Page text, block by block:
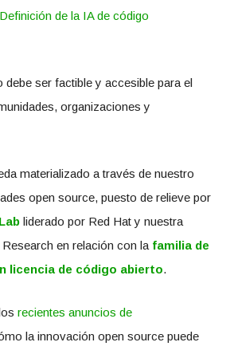
Definición de la IA de código
debe ser factible y accesible para el
organizaciones y
materializado a través de nuestro
open source, puesto de relieve por
liderado por Red Hat y nuestra
en relación con la familia de
licencia de código abierto.
recientes anuncios de
la innovación open source puede